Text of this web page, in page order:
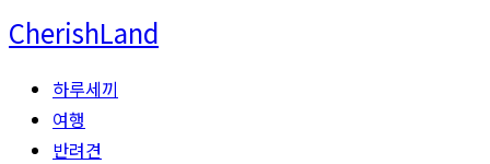
Skip
to
content
CherishLand
하루세끼
여행
반려견